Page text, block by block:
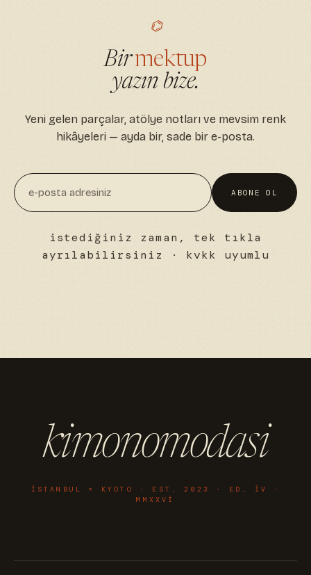
⌬
Birmektup
yazın bize.
Yeni gelen parçalar, atölye notları ve mevsim renk
hikâyeleri — ayda bir, sade bir e-posta.
ABONE OL
istediğiniz zaman, tek tıkla
ayrılabilirsiniz · kvkk uyumlu
kimonomodasi
ISTANBUL × KYOTO · EST. 2023 · ED. IV ·
MMXXVI